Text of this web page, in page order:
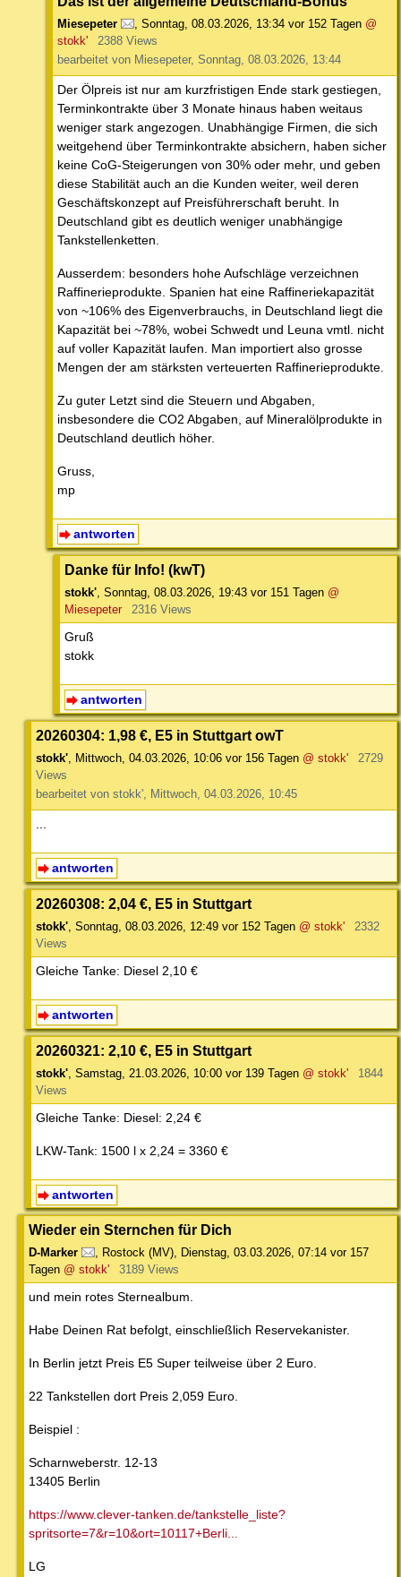
Miesepeter , Sonntag, 08.03.2026, 13:34 vor 152 Tagen @
stokk'
2388 Views
bearbeitet von Miesepeter, Sonntag, 08.03.2026, 13:44
Der Ölpreis ist nur am kurzfristigen Ende stark gestiegen,
Terminkontrakte über 3 Monate hinaus haben weitaus
weniger stark angezogen. Unabhängige Firmen, die sich
weitgehend über Terminkontrakte absichern, haben sicher
keine CoG-Steigerungen von 30% oder mehr, und geben
diese Stabilität auch an die Kunden weiter, weil deren
Geschäftskonzept auf Preisführerschaft beruht. In
Deutschland gibt es deutlich weniger unabhängige
Tankstellenketten.
Ausserdem: besonders hohe Aufschläge verzeichnen
Raffinerieprodukte. Spanien hat eine Raffineriekapazität
von ~106% des Eigenverbrauchs, in Deutschland liegt die
Kapazität bei ~78%, wobei Schwedt und Leuna vmtl. nicht
auf voller Kapazität laufen. Man importiert also grosse
Mengen der am stärksten verteuerten Raffinerieprodukte.
Zu guter Letzt sind die Steuern und Abgaben,
insbesondere die CO2 Abgaben, auf Mineralölprodukte in
Deutschland deutlich höher.
Gruss,
mp
antworten
Danke für Info! (kwT)
stokk', Sonntag, 08.03.2026, 19:43 vor 151 Tagen @
Miesepeter
2316 Views
Gruß
stokk
antworten
20260304: 1,98 €, E5 in Stuttgart owT
stokk', Mittwoch, 04.03.2026, 10:06 vor 156 Tagen @ stokk'
2729
Views
bearbeitet von stokk', Mittwoch, 04.03.2026, 10:45
antworten
20260308: 2,04 €, E5 in Stuttgart
stokk' Sonntag, 08.03.2026, 12:49 vor 152 Tagen @ stokk'
2332
Views
Gleiche Tanke: Diesel 2,10 €
antworten
20260321: 2,10 €, E5 in Stuttgart
stokk' Samstag, 21.03.2026, 10:00 vor 139 Tagen @ stokk'
1844
Views
Gleiche Tanke: Diesel: 2,24 €
LKW-Tank: 1500 l x 2,24 = 3360 €
antworten
Wieder ein Sternchen für Dich
D-Marker , Rostock (MV), Dienstag, 03.03.2026, 07:14 vor 157
Tagen @ stokk' 3189 Views
und mein rotes Sternealbum.
Habe Deinen Rat befolgt, einschließlich Reservekanister.
In Berlin jetzt Preis E5 Super teilweise über 2 Euro.
22 Tankstellen dort Preis 2,059 Euro.
Beispiel :
Scharnweberstr. 12-13
13405 Berlin
https://www.clever-tanken.de/tankstelle_liste?
spritsorte=7&r=10&ort=10117+Berli...
LG